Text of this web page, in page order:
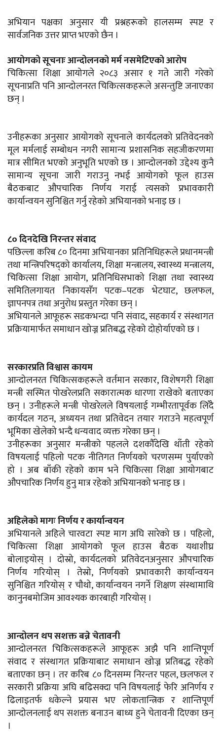
अभियान पक्षका अनुसार यी प्रश्नहरूको हालसम्म स्पष्ट र
सार्वजनिक उत्तर प्राप्त भएको छैन ।
आयोगको सूचनाः आन्दोलनको मर्म नसमेटिएको आरोप
चिकित्सा शिक्षा आयोगले २०८३ असार १ गते जारी गरेको
सूचनाप्रति पनि आन्दोलनरत चिकित्सकहरूले असन्तुष्टि जनाएका
छन् ।
उनीहरूका अनुसार आयोगको सूचनाले कार्यदलको प्रतिवेदनको
मूल मर्मलाई सम्बोधन नगरी सामान्य प्रशासनिक सहजीकरणमा
मात्र सीमित भएको अनुभूति भएको छ । आन्दोलनको उद्देश्य कुनै
सामान्य सूचना जारी गराउनु नभई आयोगको फूल हाउस
बैठकबाट औपचारिक निर्णय गराई त्यसको प्रभावकारी
कार्यान्वयन सुनिश्चित गर्नु रहेको अभियानको भनाइ छ ।
८० दिनदेखि निरन्तर संवाद
पछिल्ला करिब ८० दिनमा अभियानका प्रतिनिधिहरूले प्रधानमन्त्री
तथा मन्त्रिपरिषद्को कार्यालय, शिक्षा मन्त्रालय, स्वास्थ्य मन्त्रालय,
चिकित्सा शिक्षा आयोग, प्रतिनिधिसभाको शिक्षा तथा स्वास्थ्य
समितिलगायत निकायसँग पटक–पटक भेटघाट, छलफल,
ज्ञापनपत्र तथा अनुरोध प्रस्तुत गरेका छन् ।
अभियानले आफूहरू सडकभन्दा पनि संवाद, सहकार्य र संस्थागत
प्रक्रियामार्फत समाधान खोज्न प्रतिबद्ध रहेको दोहोर्याएको छ ।
सरकारप्रति विश्वास कायम
आन्दोलनरत चिकित्सकहरूले वर्तमान सरकार, विशेषगरी शिक्षा
मन्त्री सस्मित पोखरेलप्रति सकारात्मक धारणा राखेको बताएका
छन् । उनीहरूले मन्त्री पोखरेलले विषयलाई गम्भीरतापूर्वक लिँदै
कार्यदल गठन, अध्ययन तथा प्रतिवेदन तयार गराउने महत्वपूर्ण
भूमिका खेलेको भन्दै धन्यवाद व्यक्त गरेका छन् ।
उनीहरूका अनुसार मन्त्रीको पहलले दशकौँदेखि थाँती रहेको
विषयलाई पहिलो पटक नीतिगत निर्णयको चरणसम्म पुर्याएको
हो । अब बाँकी रहेको काम भने चिकित्सा शिक्षा आयोगबाट
औपचारिक निर्णय हुनु मात्र रहेको अभियानको भनाइ छ ।
अहिलेको मागः निर्णय र कार्यान्वयन
अभियानले अहिले चारवटा स्पष्ट माग अघि सारेको छ । पहिलो,
चिकित्सा शिक्षा आयोगको फूल हाउस बैठक यथाशीघ्र
बोलाइयोस् । दोस्रो, कार्यदलको प्रतिवेदनअनुसार औपचारिक
निर्णय गरियोस् । तेस्रो, निर्णयको प्रभावकारी कार्यान्वयन
सुनिश्चित गरियोस् र चौथो, कार्यान्वयन नगर्ने शिक्षण संस्थामाथि
कानुनबमोजिम आवश्यक कारबाही गरियोस् ।
आन्दोलन थप सशक्त बन्ने चेतावनी
आन्दोलनरत चिकित्सकहरूले आफूहरू अझै पनि शान्तिपूर्ण
संवाद र संस्थागत प्रक्रियाबाट समाधान खोज्न प्रतिबद्ध रहेको
बताएका छन् । तर करिब ८० दिनसम्म निरन्तर पहल, छलफल र
सरकारी प्रक्रिया अघि बढिसक्दा पनि विषयलाई फेरि अनिर्णय र
ढिलाइतर्फ धकेल्ने प्रयास भए लोकतान्त्रिक र शान्तिपूर्ण
आन्दोलनलाई थप सशक्त बनाउन बाध्य हुने चेतावनी दिएका छन्
।